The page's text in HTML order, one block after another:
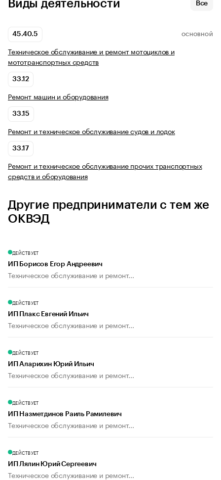
Виды деятельности Все
45.40.5 ОСНОВНОЙ
Техническое обслуживание и ремонт мотоциклов и
мототранспортных средств
33.12
Ремонт машин и оборудования
33.15
Ремонт и техническое обслуживание судов и лодок
33.17
Ремонт и техническое обслуживание прочих транспортных
средств и оборудования
Другие предприниматели с тем же
ОКВЭД
ДЕЙСТВУЕТ
ИП Борисов Егор Андреевич
Техническое обслуживание и ремонт...
ДЕЙСТВУЕТ
ИП Плакс Евгений Ильич
Техническое обслуживание и ремонт...
ДЕЙСТВУЕТ
ИП Аларихин Юрий Ильич
Техническое обслуживание и ремонт...
ДЕЙСТВУЕТ
ИП Назметдинов Раиль Рамилевич
Техническое обслуживание и ремонт...
ДЕЙСТВУЕТ
ИП Лялин Юрий Сергеевич
Техническое обслуживание и ремонт...